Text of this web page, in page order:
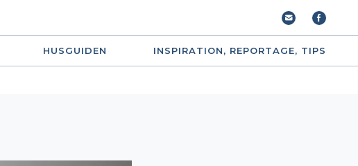
HUSGUIDEN INSPIRATION, REPORTAGE, TIPS